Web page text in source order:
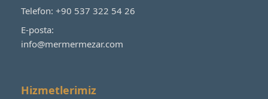
Telefon: +90 537 322 54 26
E-posta:
info@mermermezar.com
Hizmetlerimiz